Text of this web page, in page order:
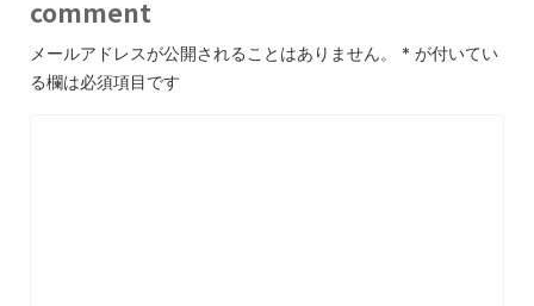
comment
メールアドレスが公開されることはありません。 * が付いてい
る欄は必須項目です